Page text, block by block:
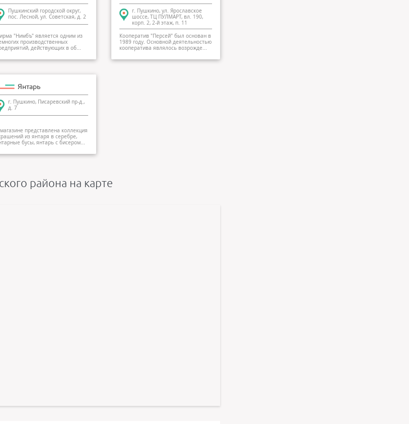
Пушкинский городской округ,
пос. Лесной, ул. Советская, д. 2
"Нимбъ" является одним из
производственных
действующих в об...
г. Пушкино, ул. Ярославское
шоссе, ТЦ ПУЛМАРТ, вл. 190,
корп. 2, 2-й этаж, п. 11
Кооператив "Персей" был основан в
1989 году. Основной деятельностью
кооператива являлось возрожде...
Янтарь
г. Пушкино, Писаревский пр-д.,
д. 7
представлена коллекция
из янтаря в серебре,
бусы, янтарь с бисером...
района на карте